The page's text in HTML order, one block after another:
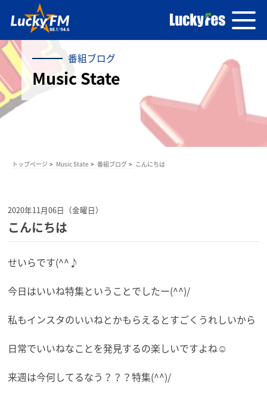
番組ブログ
Music State
トップページ Music State 番組ブログ こんにちは
2020年11月06日（金曜日）
こんにちは
せいらです(^^♪
今日はいいね特集ということでしたー(^^)/
私もインスタのいいねとかもらえるとすごくうれしいから
日常でいいねなことを発見するの楽しいですよね☺
来週は今何してるなう？？？特集(^^)/